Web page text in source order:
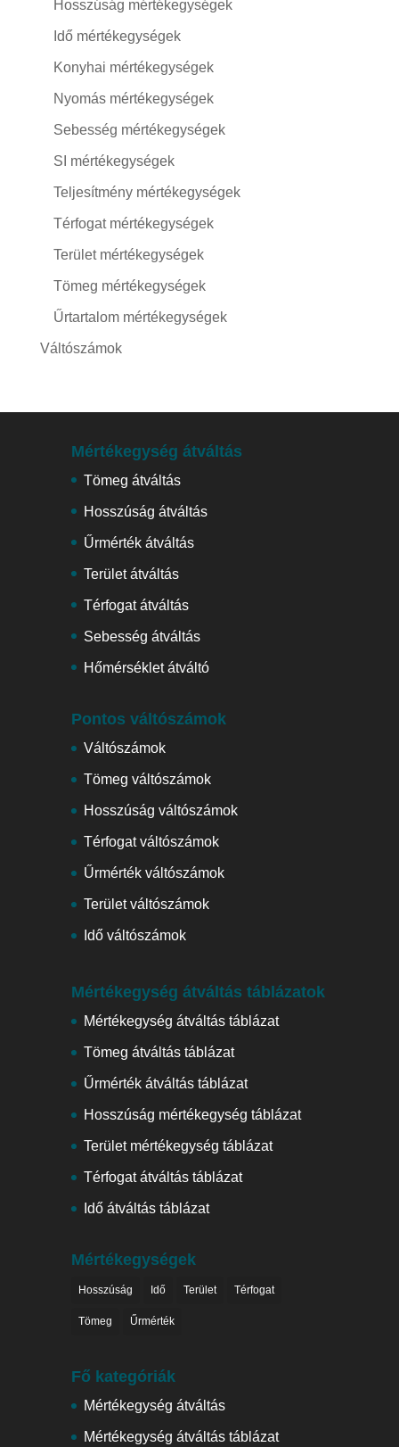
Hosszúság mértékegységek
Idő mértékegységek
Konyhai mértékegységek
Nyomás mértékegységek
Sebesség mértékegységek
SI mértékegységek
Teljesítmény mértékegységek
Térfogat mértékegységek
Terület mértékegységek
Tömeg mértékegységek
Űrtartalom mértékegységek
Váltószámok
Mértékegység átváltás
Tömeg átváltás
Hosszúság átváltás
Űrmérték átváltás
Terület átváltás
Térfogat átváltás
Sebesség átváltás
Hőmérséklet átváltó
Pontos váltószámok
Váltószámok
Tömeg váltószámok
Hosszúság váltószámok
Térfogat váltószámok
Űrmérték váltószámok
Terület váltószámok
Idő váltószámok
Mértékegység átváltás táblázatok
Mértékegység átváltás táblázat
Tömeg átváltás táblázat
Űrmérték átváltás táblázat
Hosszúság mértékegység táblázat
Terület mértékegység táblázat
Térfogat átváltás táblázat
Idő átváltás táblázat
Mértékegységek
Hosszúság Idő Terület Térfogat
Tömeg Űrmérték
Fő kategóriák
Mértékegység átváltás
Mértékegység átváltás táblázat